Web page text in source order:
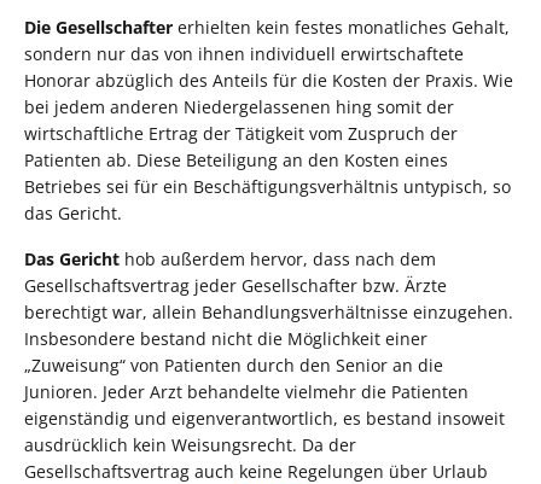
Die Gesellschafter erhielten kein festes monatliches Gehalt,
sondern nur das von ihnen individuell erwirtschaftete
Honorar abzüglich des Anteils für die Kosten der Praxis. Wie
bei jedem anderen Niedergelassenen hing somit der
wirtschaftliche Ertrag der Tätigkeit vom Zuspruch der
Patienten ab. Diese Beteiligung an den Kosten eines
Betriebes sei für ein Beschäftigungsverhältnis untypisch, so
das Gericht.
Das Gericht hob außerdem hervor, dass nach dem
Gesellschaftsvertrag jeder Gesellschafter bzw. Ärzte
berechtigt war, allein Behandlungsverhältnisse einzugehen.
Insbesondere bestand nicht die Möglichkeit einer
„Zuweisung“ von Patienten durch den Senior an die
Junioren. Jeder Arzt behandelte vielmehr die Patienten
eigenständig und eigenverantwortlich, es bestand insoweit
ausdrücklich kein Weisungsrecht. Da der
Gesellschaftsvertrag auch keine Regelungen über Urlaub